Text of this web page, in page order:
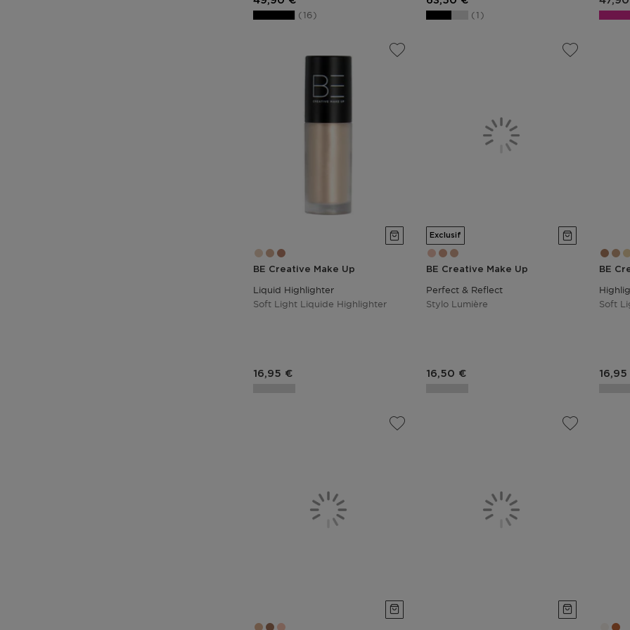
16 1
BE Creative Make Up
Liquid Highlighter
Soft Light Liquide Highlighter
Prix du produit
16,95 €
Exclusif
BE Creative Make Up
Perfect & Reflect
Stylo Lumière
Prix du produit
16,50 €
BE
Soft
Prix